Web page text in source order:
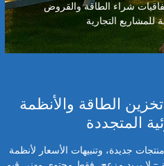
شراء الطاقة والقروض
الطاقة والأنظمة
المتجددة
جديدة، وتنبيهات الأسعار لأنظمة